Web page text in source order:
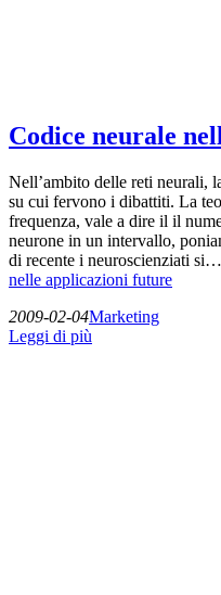
Codice neurale
Nell’ambito delle reti neurali,
su cui fervono i dibattiti. La
frequenza, vale a dire il il
neurone in un intervallo,
di recente i neuroscienziati si…
nelle applicazioni future
2009-02-04Marketing
Leggi di più